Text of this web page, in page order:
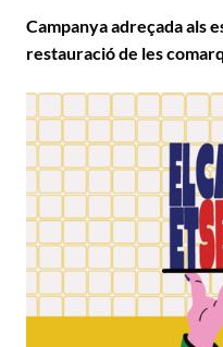
Campanya adreçada als
restauració de les